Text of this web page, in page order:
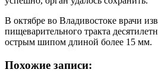
В октябре во Владивостоке врачи
пищеварительного тракта
острым шипом длиной более 15 мм.
Похожие записи: